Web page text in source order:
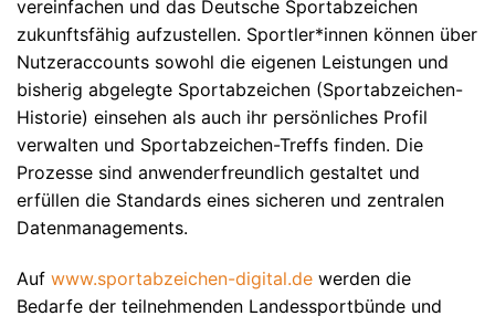
vereinfachen und das Deutsche Sportabzeichen
zukunftsfähig aufzustellen. Sportler*innen können über
Nutzeraccounts sowohl die eigenen Leistungen und
bisherig abgelegte Sportabzeichen (Sportabzeichen-
Historie) einsehen als auch ihr persönliches Profil
verwalten und Sportabzeichen-Treffs finden. Die
Prozesse sind anwenderfreundlich gestaltet und
erfüllen die Standards eines sicheren und zentralen
Datenmanagements.
Auf www.sportabzeichen-digital.de werden die
Bedarfe der teilnehmenden Landessportbünde und